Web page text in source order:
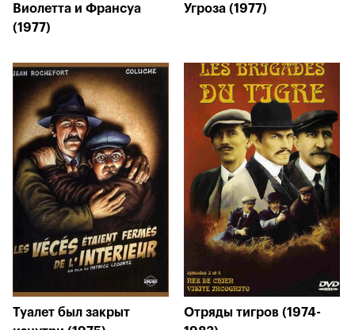
Виолетта и Франсуа
(1977)
Угроза (1977)
Туалет был закрыт
Отряды тигров (1974-